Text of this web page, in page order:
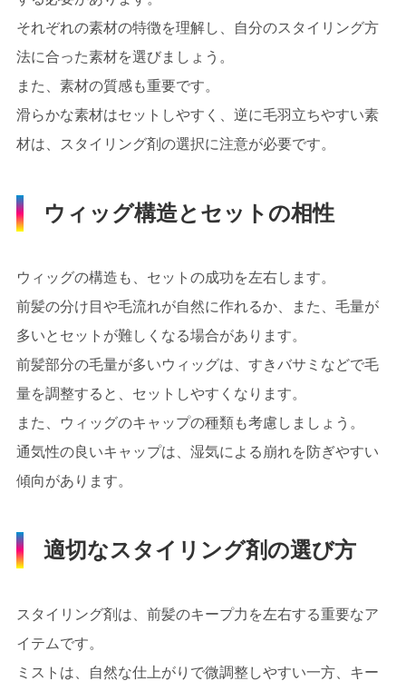
それぞれの素材の特徴を理解し、自分のスタイリング方
法に合った素材を選びましょう。
また、素材の質感も重要です。
滑らかな素材はセットしやすく、逆に毛羽立ちやすい素
材は、スタイリング剤の選択に注意が必要です。
ウィッグ構造とセットの相性
ウィッグの構造も、セットの成功を左右します。
前髪の分け目や毛流れが自然に作れるか、また、毛量が
多いとセットが難しくなる場合があります。
前髪部分の毛量が多いウィッグは、すきバサミなどで毛
量を調整すると、セットしやすくなります。
また、ウィッグのキャップの種類も考慮しましょう。
通気性の良いキャップは、湿気による崩れを防ぎやすい
傾向があります。
適切なスタイリング剤の選び方
スタイリング剤は、前髪のキープ力を左右する重要なア
イテムです。
ミストは、自然な仕上がりで微調整しやすい一方、キー